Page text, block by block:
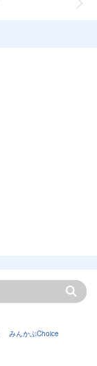
みんかぶChoice